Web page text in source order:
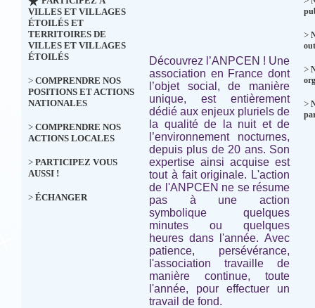
VILLES ET VILLAGES
ÉTOILÉS ET
TERRITOIRES DE
VILLES ET VILLAGES
ÉTOILÉS
> COMPRENDRE NOS
POSITIONS ET ACTIONS
NATIONALES
> COMPRENDRE NOS
ACTIONS LOCALES
> PARTICIPEZ VOUS
AUSSI !
> ÉCHANGER
Découvrez l’ANPCEN ! Une
association en France dont
l’objet social, de manière
unique, est entièrement
dédié aux enjeux pluriels de
la qualité de la nuit et de
l’environnement nocturnes,
depuis plus de 20 ans. Son
expertise ainsi acquise est
tout à fait originale. L'action
de l'ANPCEN ne se résume
pas à une action
symbolique quelques
minutes ou quelques
heures dans l'année. Avec
patience, persévérance,
l'association travaille de
manière continue, toute
l'année, pour effectuer un
travail de fond.
>
>
>